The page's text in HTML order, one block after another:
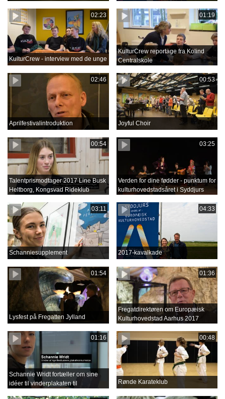
02:23
KulturCrew - interview med de unge
01:19
KulturCrew reportage fra Kolind
Centralskole
02:46
Aprilfestivalintroduktion
00:53
Joyful Choir
00:54
Talentprismodtager 2017 Line Busk
Heltborg, Kongsvad Rideklub
03:25
Verden for dine fødder - punktum for
kulturhovedstadsåret i Syddjurs
03:11
Schanniesupplement
04:33
2017-kavalkade
01:54
Lysfest på Fregatten Jylland
01:36
Fregatdirektøren om Europæisk
Kulturhovedstad Aarhus 2017
01:16
Schannie Wridt fortæller om sine
idéer til vinderplakaten til
00:48
Rønde Karateklub